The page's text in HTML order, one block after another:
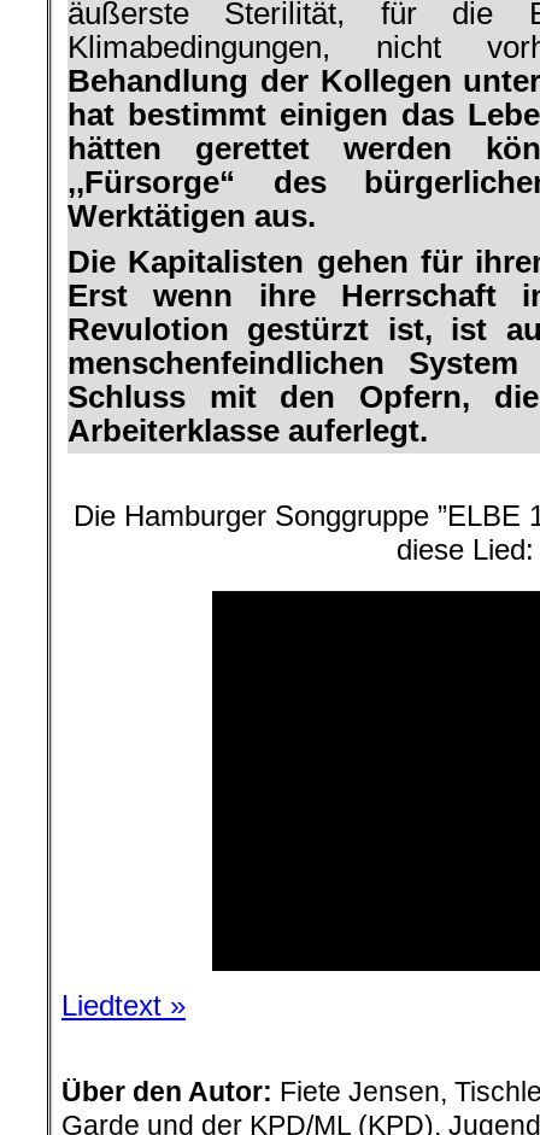
äußerste Sterilität, für die
Klimabedingungen, nicht
Behandlung der Kollegen
hat bestimmt einigen das
hätten gerettet werden
,,Fürsorge“ des
Werktätigen aus.
Die Kapitalisten gehen für
Erst wenn ihre Herrschaft
Revulotion gestürzt ist, ist
menschenfeindlichen
Schluss mit den Opfern,
Arbeiterklasse auferlegt.
Die Hamburger Songgruppe ”ELBE
diese Lied:
Liedtext »
Über den Autor: Fiete Jensen,
Garde und der KPD/ML (KPD),